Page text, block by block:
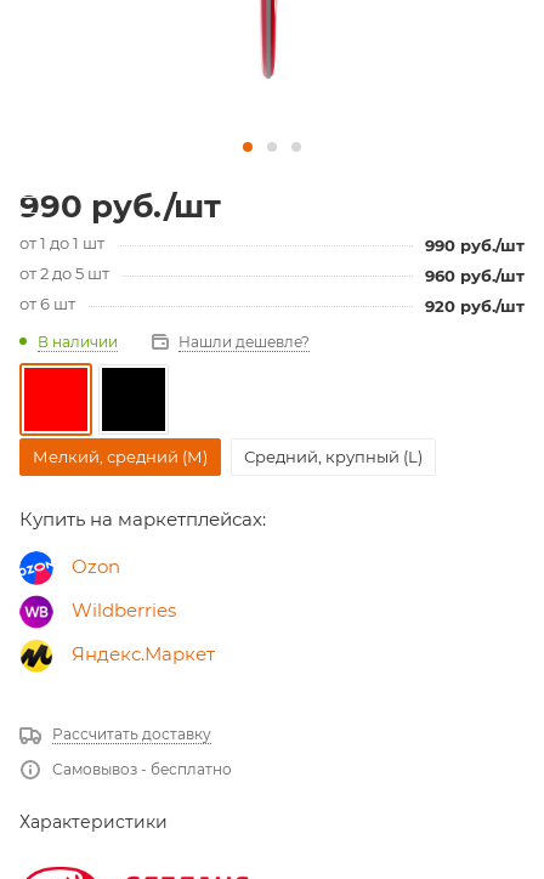
990 руб./шт
от 1 до 1 шт 990 руб./шт
от 2 до 5 шт
960 руб./шт
от 6 шт
920 руб./шт
В наличии Нашли дешевле?
Мелкий, средний (М) Средний, крупный (L)
Купить на маркетплейсах:
Ozon
Wildberries
Яндекс.Маркет
Рассчитать доставку
Самовывоз - бесплатно
Характеристики